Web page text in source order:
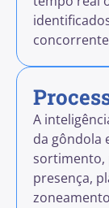
A
da gôndola
sortimento,
presença,